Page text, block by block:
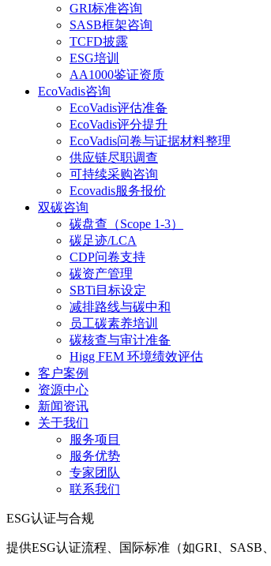
GRI标准咨询
SASB框架咨询
TCFD披露
ESG培训
AA1000鉴证资质
EcoVadis咨询
EcoVadis评估准备
EcoVadis评分提升
EcoVadis问卷与证据材料整理
供应链尽职调查
可持续采购咨询
Ecovadis服务报价
双碳咨询
碳盘查（Scope 1-3）
碳足迹/LCA
CDP问卷支持
碳资产管理
SBTi目标设定
减排路线与碳中和
员工碳素养培训
碳核查与审计准备
Higg FEM 环境绩效评估
客户案例
资源中心
新闻资讯
关于我们
服务项目
服务优势
专家团队
联系我们
ESG认证与合规
提供ESG认证流程、国际标准（如GRI、SASB